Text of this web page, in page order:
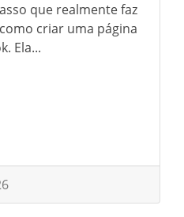
que realmente faz
criar uma página
Ela...